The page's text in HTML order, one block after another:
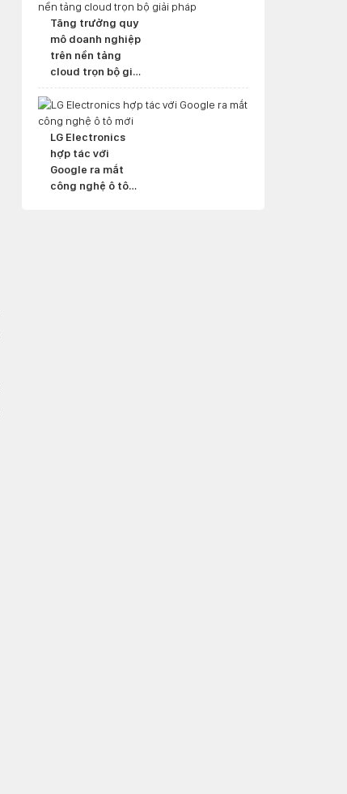
Tăng trưởng quy
mô doanh nghiệp
trên nền tảng
cloud trọn bộ giải
pháp
LG Electronics
hợp tác với
Google ra mắt
công nghệ ô tô